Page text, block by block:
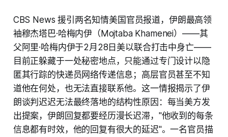
CBS News 援引两名知情美国官员报道，伊朗最高领
袖穆杰塔巴·哈梅内伊（Mojtaba Khamenei）——其
父阿里·哈梅内伊于2月28日美以联合打击中身亡——
目前正躲藏于一处秘密地点，只能通过专门设计以隐
匿其行踪的快递员网络传递信息；高层官员甚至不知
道他在何处，也无法直接联系他。这一情报揭示了伊
朗谈判迟迟无法最终落地的结构性原因：每当美方发
出提案，伊朗回复都要经历漫长迟滞，"他收到的每条
信息都有时效，他的回复有很大的延迟"。一名官员描